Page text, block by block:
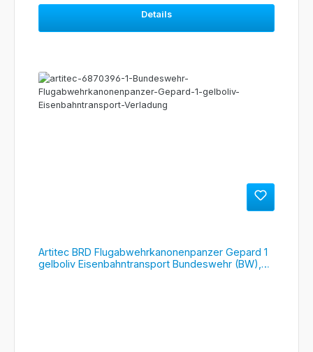
Details
Artitec BRD Flugabwehrkanonenpanzer Gepard 1
gelboliv Eisenbahntransport Bundeswehr (BW),